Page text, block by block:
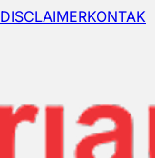
DISCLAIMERKONTAK